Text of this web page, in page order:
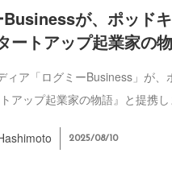
Businessが、ポッド
ートアップ起業家の
ィア「ログミーBusiness」が
アップ起業家の物語』と提携
2025/08/10